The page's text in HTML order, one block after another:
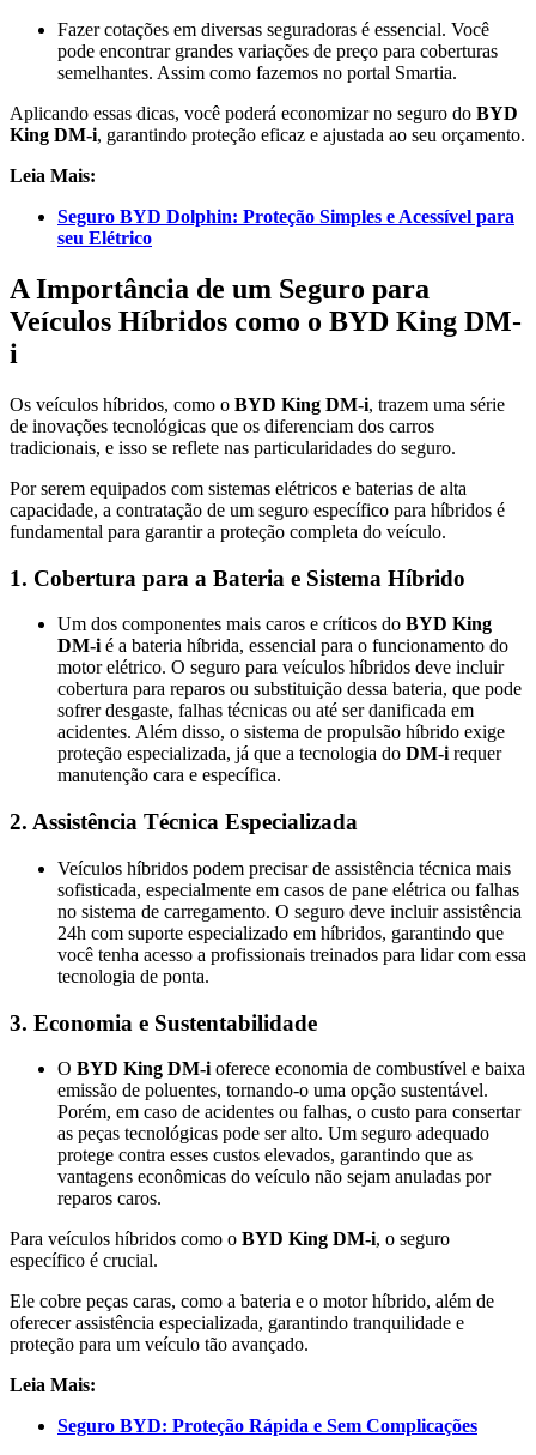
Fazer cotações em diversas seguradoras é essencial. Você
pode encontrar grandes variações de preço para coberturas
semelhantes​. Assim como fazemos no portal Smartia.
Aplicando essas dicas, você poderá economizar no seguro do BYD
King DM-i, garantindo proteção eficaz e ajustada ao seu orçamento.
Leia Mais:
Seguro BYD Dolphin: Proteção Simples e Acessível para
seu Elétrico
A Importância de um Seguro para
Veículos Híbridos como o BYD King DM-
i
Os veículos híbridos, como o BYD King DM-i, trazem uma série
de inovações tecnológicas que os diferenciam dos carros
tradicionais, e isso se reflete nas particularidades do seguro.
Por serem equipados com sistemas elétricos e baterias de alta
capacidade, a contratação de um seguro específico para híbridos é
fundamental para garantir a proteção completa do veículo.
1. Cobertura para a Bateria e Sistema Híbrido
Um dos componentes mais caros e críticos do BYD King
DM-i é a bateria híbrida, essencial para o funcionamento do
motor elétrico. O seguro para veículos híbridos deve incluir
cobertura para reparos ou substituição dessa bateria, que pode
sofrer desgaste, falhas técnicas ou até ser danificada em
acidentes. Além disso, o sistema de propulsão híbrido exige
proteção especializada, já que a tecnologia do DM-i requer
manutenção cara e específica​.
2. Assistência Técnica Especializada
Veículos híbridos podem precisar de assistência técnica mais
sofisticada, especialmente em casos de pane elétrica ou falhas
no sistema de carregamento. O seguro deve incluir assistência
24h com suporte especializado em híbridos, garantindo que
você tenha acesso a profissionais treinados para lidar com essa
tecnologia de ponta​.
3. Economia e Sustentabilidade
O BYD King DM-i oferece economia de combustível e baixa
emissão de poluentes, tornando-o uma opção sustentável.
Porém, em caso de acidentes ou falhas, o custo para consertar
as peças tecnológicas pode ser alto. Um seguro adequado
protege contra esses custos elevados, garantindo que as
vantagens econômicas do veículo não sejam anuladas por
reparos caros​.
Para veículos híbridos como o BYD King DM-i, o seguro
específico é crucial.
Ele cobre peças caras, como a bateria e o motor híbrido, além de
oferecer assistência especializada, garantindo tranquilidade e
proteção para um veículo tão avançado.
Leia Mais:
Seguro BYD: Proteção Rápida e Sem Complicações